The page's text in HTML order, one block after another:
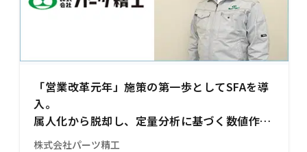
「営業改革元年」施策の第一歩としてSFAを導
入。
属人化から脱却し、定量分析に基づく数値作成
が可能に
株式会社パーツ精工